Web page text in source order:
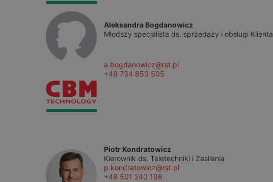
Aleksandra Bogdanowicz
Młodszy specjalista ds. sprzedaży i obsługi Klienta
a.bogdanowicz@rst.pl
+48 734 853 505
Piotr Kondratowicz
Kierownik ds. Teletechniki i Zasilania
p.kondratowicz@rst.pl
+48 501 240 198